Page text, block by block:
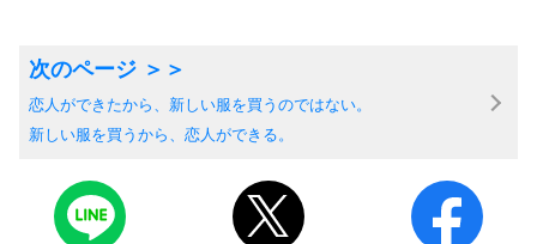
恋人ができたから、新しい服を買うのではない。
新しい服を買うから、恋人ができる。